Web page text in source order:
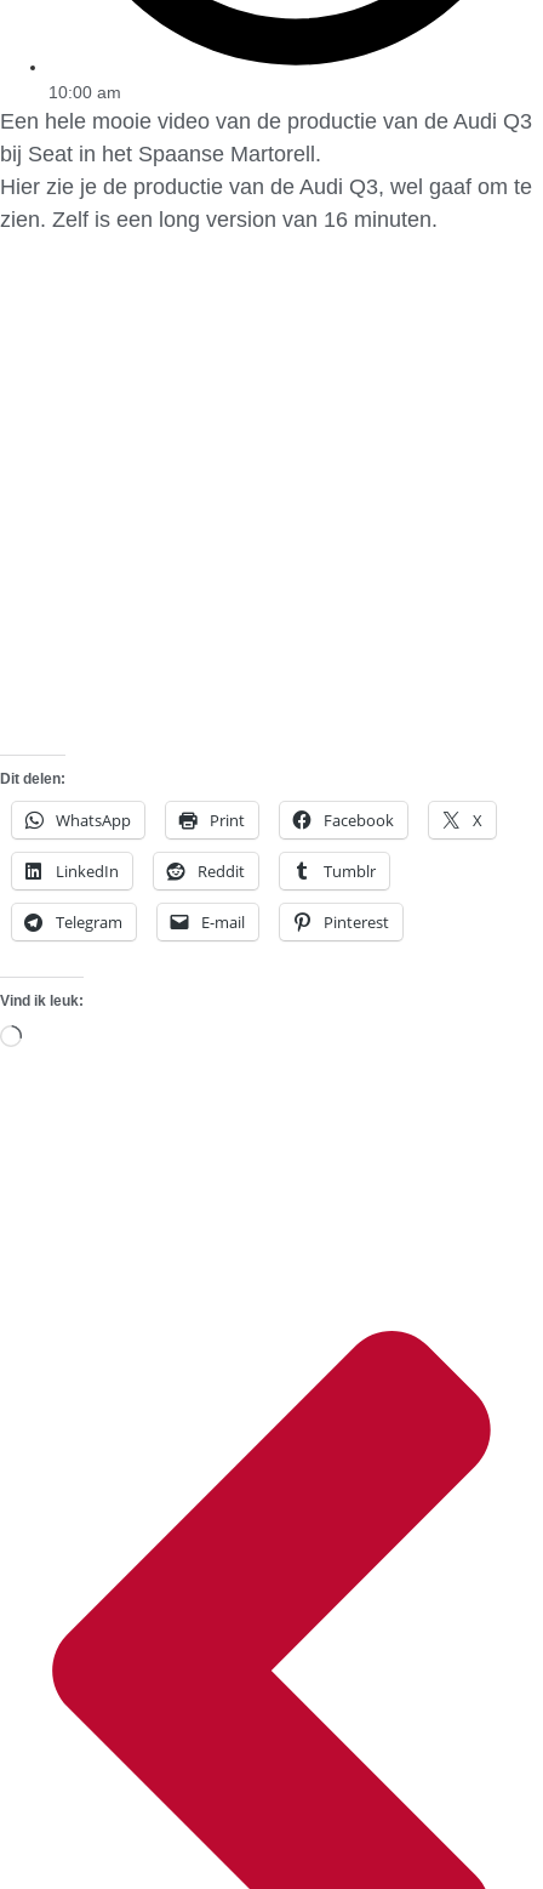
10:00 am
Een hele mooie video van de productie van de Audi Q3
bij Seat in het Spaanse Martorell.
Hier zie je de productie van de Audi Q3, wel gaaf om te
zien. Zelf is een long version van 16 minuten.
Dit delen:
WhatsApp Print Facebook X
LinkedIn Reddit Tumblr
Telegram E-mail Pinterest
Vind ik leuk:
Aan